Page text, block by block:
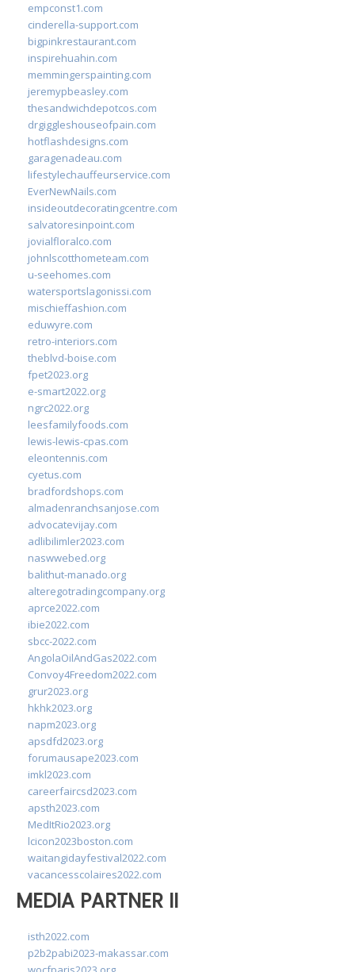
empconst1.com
cinderella-support.com
bigpinkrestaurant.com
inspirehuahin.com
memmingerspainting.com
jeremypbeasley.com
thesandwichdepotcos.com
drgiggleshouseofpain.com
hotflashdesigns.com
garagenadeau.com
lifestylechauffeurservice.com
EverNewNails.com
insideoutdecoratingcentre.com
salvatoresinpoint.com
jovialfloralco.com
johnlscotthometeam.com
u-seehomes.com
watersportslagonissi.com
mischieffashion.com
eduwyre.com
retro-interiors.com
theblvd-boise.com
fpet2023.org
e-smart2022.org
ngrc2022.org
leesfamilyfoods.com
lewis-lewis-cpas.com
eleontennis.com
cyetus.com
bradfordshops.com
almadenranchsanjose.com
advocatevijay.com
adlibilimler2023.com
naswwebed.org
balithut-manado.org
alteregotradingcompany.org
aprce2022.com
ibie2022.com
sbcc-2022.com
AngolaOilAndGas2022.com
Convoy4Freedom2022.com
grur2023.org
hkhk2023.org
napm2023.org
apsdfd2023.org
forumausape2023.com
imkl2023.com
careerfaircsd2023.com
apsth2023.com
MedItRio2023.org
lcicon2023boston.com
waitangidayfestival2022.com
vacancesscolaires2022.com
MEDIA PARTNER II
isth2022.com
p2b2pabi2023-makassar.com